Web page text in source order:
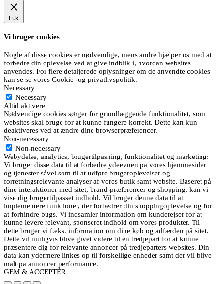
Luk
Vi bruger cookies
Nogle af disse cookies er nødvendige, mens andre hjælper os med at
forbedre din oplevelse ved at give indblik i, hvordan websites
anvendes. For flere detaljerede oplysninger om de anvendte cookies
kan se se vores Cookie -og privatlivspolitik.
Necessary
Necessary
Altid aktiveret
Nødvendige cookies sørger for grundlæggende funktionalitet, som
websites skal bruge for at kunne fungere korrekt. Dette kan kun
deaktiveres ved at ændre dine browserpræferencer.
Non-necessary
Non-necessary
Webydelse, analytics, brugertilpasning, funktionalitet og marketing:
Vi bruger disse data til at forbedre ydeevnen på vores hjemmesider
og tjenester såvel som til at udføre brugeroplevelser og
forretningsrelevante analyser af vores butik samt website. Baseret på
dine interaktioner med sitet, brand-præferencer og shopping, kan vi
vise dig brugertilpasset indhold. Vil bruger denne data til at
implementere funktioner, der forbedrer din shoppingoplevelse og for
at forhindre bugs. Vi indsamler information om kunderejser for at
kunne levere relevant, sponseret indhold om vores produkter. Til
dette bruger vi f.eks. information om dine køb og adfærden på sitet.
Dette vil muligvis blive givet videre til en tredjepart for at kunne
præsentere dig for relevante annoncer på tredjeparters websites. Din
data kan ydermere linkes op til forskellige enheder samt der vil blive
målt på annoncer performance.
GEM & ACCEPTÈR